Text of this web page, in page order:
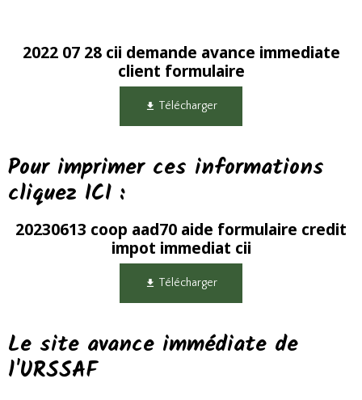
2022 07 28 cii demande avance immediate
client formulaire
Télécharger
Pour imprimer ces informations
cliquez ICI :
20230613 coop aad70 aide formulaire credit
impot immediat cii
Télécharger
Le site avance immédiate de
l'URSSAF